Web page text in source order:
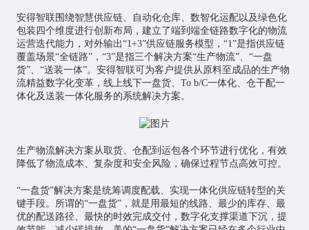
安得智联围绕智慧供应链、自动化仓库、数智化运配以及绿色化
包装四个维度进行创新布局，建立了端到端全链路数字化的物流
运营迭代能力，对外输出“1+3”供应链服务模型，“1”是指供应链
覆盖场景“全链路”，“3”是指三个解决方案“生产物流”、“一盘
货”、“送装一体”。安得智联可为客户提供从原料至成品的生产物
流精益数字化变革，线上线下一盘货、To b/C一体化、仓干配一
体化及送装一体化服务的系统解决方案。
生产物流解决方案从取货、仓配到运包各个环节进行优化，有效
降低了物流成本、复杂度和安全风险，确保过程节点高效可控。
“一盘货”解决方案是统筹调度配载、实现一体化供应链转型的关
键手段。所谓的“一盘货”，就是用最短的线路、最少的库存、最
优的配送路径、最快的时效完成交付，数字化支撑渠道下沉，提